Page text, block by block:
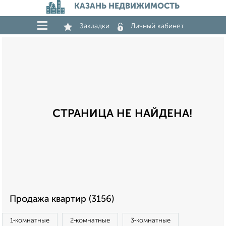
КАЗАНЬ НЕДВИЖИМОСТЬ
Закладки Личный кабинет
СТРАНИЦА НЕ НАЙДЕНА!
Продажа квартир (3156)
1‑комнатные 2‑комнатные 3‑комнатные